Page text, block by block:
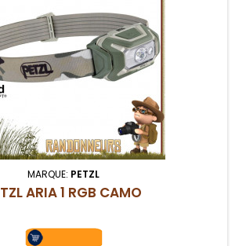
MARQUE: PETZL
ARIA 1 RGB CAMO